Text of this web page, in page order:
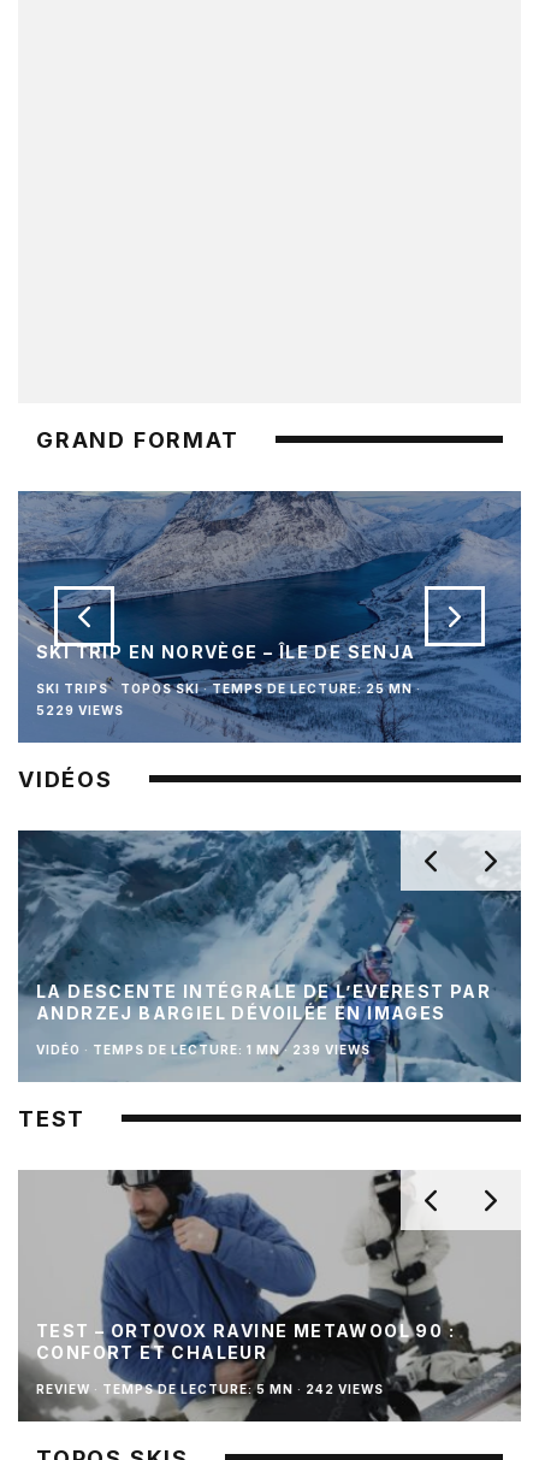
GRAND FORMAT
SKI TRIP EN NORVÈGE – ÎLE DE SENJA
SKI TRIPS TOPOS SKI · TEMPS DE LECTURE: 25 MN ·
5229 VIEWS
VIDÉOS
LA DESCENTE INTÉGRALE DE L’EVEREST PAR
ANDRZEJ BARGIEL DÉVOILÉE EN IMAGES
VIDÉO · TEMPS DE LECTURE: 1 MN · 239 VIEWS
TEST
TEST – ORTOVOX RAVINE METAWOOL 90 :
CONFORT ET CHALEUR
REVIEW · TEMPS DE LECTURE: 5 MN · 242 VIEWS